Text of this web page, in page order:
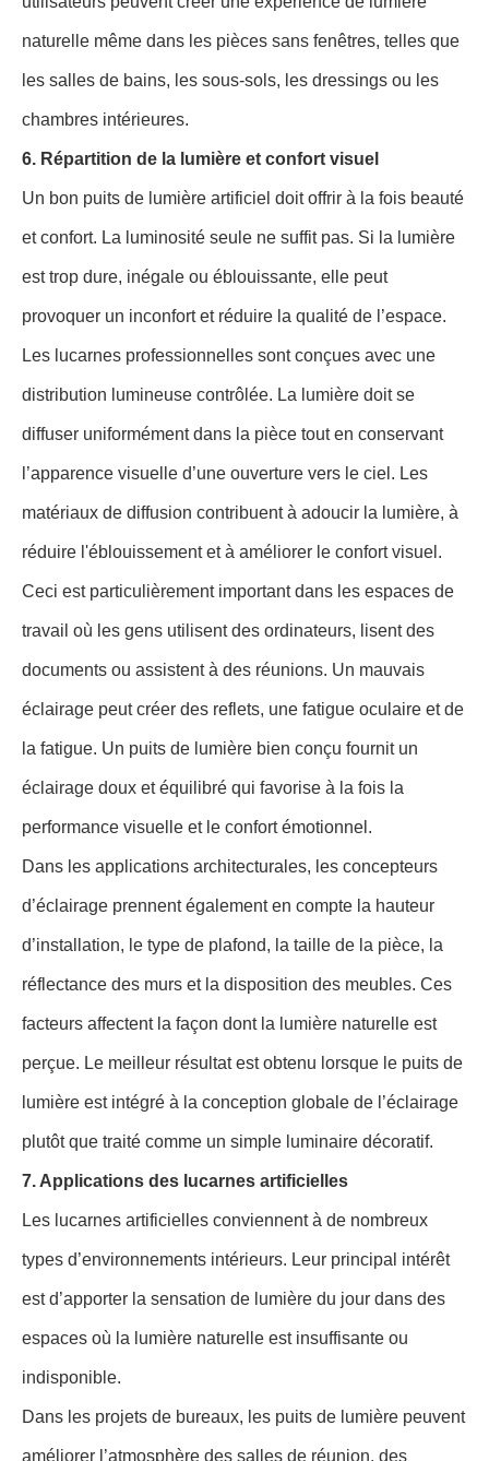
naturelle même dans les pièces sans fenêtres, telles que
les salles de bains, les sous-sols, les dressings ou les
chambres intérieures.
6. Répartition de la lumière et confort visuel
Un bon puits de lumière artificiel doit offrir à la fois beauté
et confort. La luminosité seule ne suffit pas. Si la lumière
est trop dure, inégale ou éblouissante, elle peut
provoquer un inconfort et réduire la qualité de l’espace.
Les lucarnes professionnelles sont conçues avec une
distribution lumineuse contrôlée. La lumière doit se
diffuser uniformément dans la pièce tout en conservant
l’apparence visuelle d’une ouverture vers le ciel. Les
matériaux de diffusion contribuent à adoucir la lumière, à
réduire l'éblouissement et à améliorer le confort visuel.
Ceci est particulièrement important dans les espaces de
travail où les gens utilisent des ordinateurs, lisent des
documents ou assistent à des réunions. Un mauvais
éclairage peut créer des reflets, une fatigue oculaire et de
la fatigue. Un puits de lumière bien conçu fournit un
éclairage doux et équilibré qui favorise à la fois la
performance visuelle et le confort émotionnel.
Dans les applications architecturales, les concepteurs
d’éclairage prennent également en compte la hauteur
d’installation, le type de plafond, la taille de la pièce, la
réflectance des murs et la disposition des meubles. Ces
facteurs affectent la façon dont la lumière naturelle est
perçue. Le meilleur résultat est obtenu lorsque le puits de
lumière est intégré à la conception globale de l’éclairage
plutôt que traité comme un simple luminaire décoratif.
7. Applications des lucarnes artificielles
Les lucarnes artificielles conviennent à de nombreux
types d’environnements intérieurs. Leur principal intérêt
est d’apporter la sensation de lumière du jour dans des
espaces où la lumière naturelle est insuffisante ou
indisponible.
Dans les projets de bureaux, les puits de lumière peuvent
améliorer l’atmosphère des salles de réunion, des